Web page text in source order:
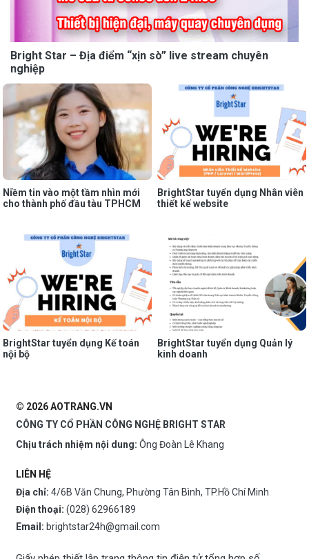
Bright Star – Địa điểm “xịn sò” live stream chuyên
nghiệp
Niềm tin vào một tầm nhìn mới
cho thành phố đầu tàu TPHCM
BrightStar tuyển dụng Nhân viên
thiết kế website
BrightStar tuyển dụng Kế toán
nội bộ
BrightStar tuyển dụng Quản lý
kinh doanh
© 2026 AOTRANG.VN
CÔNG TY CỔ PHẦN CÔNG NGHỆ BRIGHT STAR
Chịu trách nhiệm nội dung: Ông Đoàn Lê Khang
LIÊN HỆ
Địa chỉ: 4/6B Văn Chung, Phường Tân Bình, TP.Hồ Chí Minh
Điện thoại: (028) 62966189
Email: brightstar24h@gmail.com